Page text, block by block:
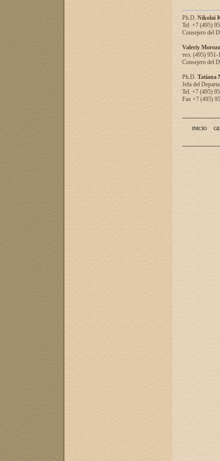
Ph.D. Nikolai
Tel. +7 (495)
Consejero del
Valeriy
тел. (495) 951-
Consejero del
Ph.D. Tatiana
Jefa del
Tel. +7 (495)
Fax +7 (495)
INICIO